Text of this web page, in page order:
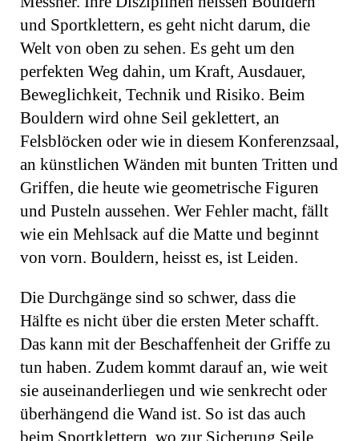
und Sportklettern, es geht nicht darum, die
Welt von oben zu sehen. Es geht um den
perfekten Weg dahin, um Kraft, Ausdauer,
Beweglichkeit, Technik und Risiko. Beim
Bouldern wird ohne Seil geklettert, an
Felsblöcken oder wie in diesem Konferenzsaal,
an künstlichen Wänden mit bunten Tritten und
Griffen, die heute wie geometrische Figuren
und Pusteln aussehen. Wer Fehler macht, fällt
wie ein Mehlsack auf die Matte und beginnt
von vorn. Bouldern, heisst es, ist Leiden.
Die Durchgänge sind so schwer, dass die
Hälfte es nicht über die ersten Meter schafft.
Das kann mit der Beschaffenheit der Griffe zu
tun haben. Zudem kommt darauf an, wie weit
sie auseinanderliegen und wie senkrecht oder
überhängend die Wand ist. So ist das auch
beim Sportklettern, wo zur Sicherung Seile